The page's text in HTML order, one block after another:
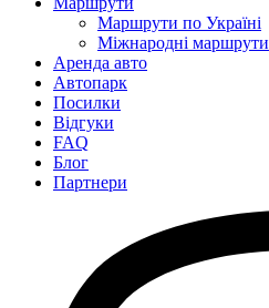
Маршрути по Україні
Міжнародні маршрути
Аренда авто
Автопарк
Посилки
Відгуки
FAQ
Блог
Партнери